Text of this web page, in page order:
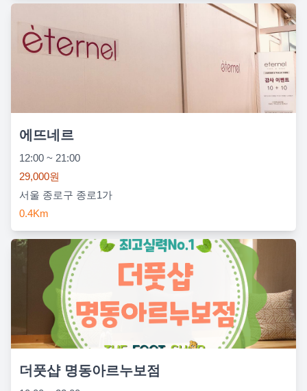
에뜨네르
12:00 ~ 21:00
29,000원
서울 종로구 종로1가
0.4Km
더풋샵 명동아르누보점